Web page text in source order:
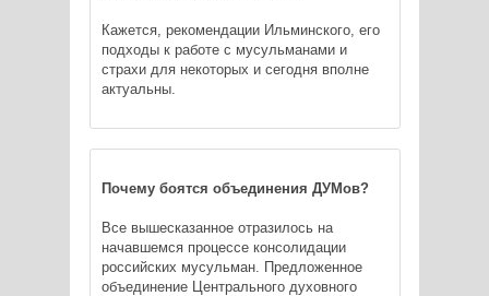
Кажется, рекомендации Ильминского, его
подходы к работе с мусульманами и
страхи для некоторых и сегодня вполне
актуальны.
Почему боятся объединения ДУМов?
Все вышесказанное отразилось на
начавшемся процессе консолидации
российских мусульман. Предложенное
объединение Центрального духовного